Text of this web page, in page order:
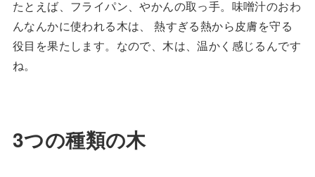
たとえば、フライパン、やかんの取っ手。味噌汁のおわ
んなんかに使われる木は、 熱すぎる熱から皮膚を守る
役目を果たします。なので、木は、温かく感じるんです
ね。
3つの種類の木